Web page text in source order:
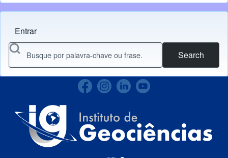
Menu do usuário
Entrar
Search